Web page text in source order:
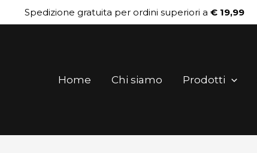
Spedizione gratuita per ordini superiori a € 19,99
Home Chi siamo Prodotti